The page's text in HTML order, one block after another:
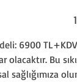
6900
olacaktır. Bu
sağlığımıza